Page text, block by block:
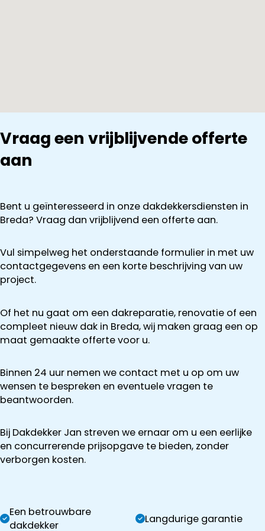
Vraag een vrijblijvende offerte
aan
Bent u geïnteresseerd in onze dakdekkersdiensten in
Breda? Vraag dan vrijblijvend een offerte aan.
Vul simpelweg het onderstaande formulier in met uw
contactgegevens en een korte beschrijving van uw
project.
Of het nu gaat om een dakreparatie, renovatie of een
compleet nieuw dak in Breda, wij maken graag een op
maat gemaakte offerte voor u.
Binnen 24 uur nemen we contact met u op om uw
wensen te bespreken en eventuele vragen te
beantwoorden.
Bij Dakdekker Jan streven we ernaar om u een eerlijke
en concurrerende prijsopgave te bieden, zonder
verborgen kosten.
Een betrouwbare
dakdekker
Langdurige garantie